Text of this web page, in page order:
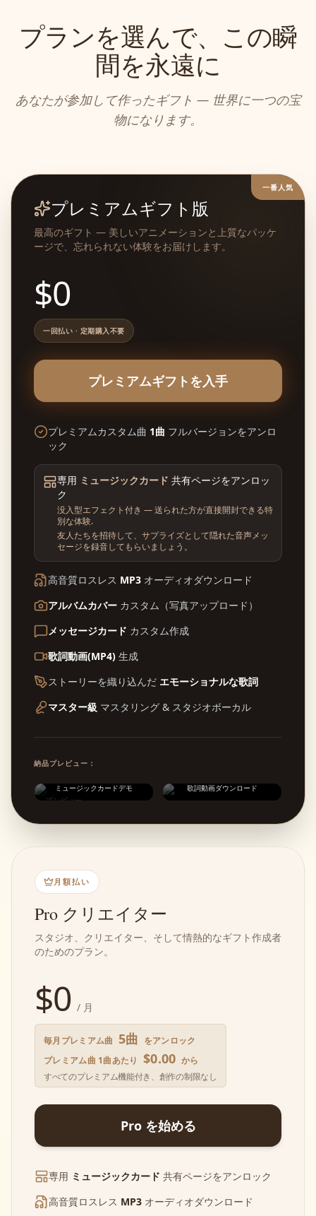
プランを選んで、この瞬
間を永遠に
あなたが参加して作ったギフト — 世界に一つの宝
物になります。
一番人気
プレミアムギフト版
最高のギフト — 美しいアニメーションと上質なパッケ
ージで、忘れられない体験をお届けします。
$0
一回払い · 定期購入不要
プレミアムギフトを入手
プレミアムカスタム曲 1曲 フルバージョンをアンロ
ック
専用 ミュージックカード 共有ページをアンロッ
ク
没入型エフェクト付き — 送られた方が直接開封できる特
別な体験.
友人たちを招待して、サプライズとして隠れた音声メッ
セージを録音してもらいましょう。
高音質ロスレス MP3 オーディオダウンロード
アルバムカバー カスタム（写真アップロード）
メッセージカード カスタム作成
歌詞動画(MP4) 生成
ストーリーを織り込んだ エモーショナルな歌詞
マスター級 マスタリング & スタジオボーカル
納品プレビュー：
プレビュー
ミュージックカードデモ 歌詞動画ダウンロード
月額払い
Pro クリエイター
スタジオ、クリエイター、そして情熱的なギフト作成者
のためのプラン。
$0 / 月
毎月プレミアム曲 5曲 をアンロック
プレミアム曲 1曲あたり $0.00 から
すべてのプレミアム機能付き、創作の制限なし
Pro を始める
専用 ミュージックカード 共有ページをアンロック
高音質ロスレス MP3 オーディオダウンロード